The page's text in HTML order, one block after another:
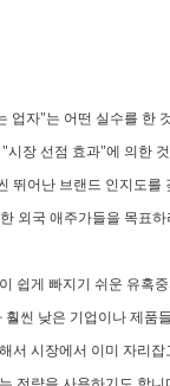
업자"는 어떤 실수를 한
시장 선점 효과"에 의한
뛰어난 브랜드 인지도를
외국 애주가들을 목표
쉽게 빠지기 쉬운 유혹
씬 낮은 기업이나 제품
서 시장에서 이미 자리